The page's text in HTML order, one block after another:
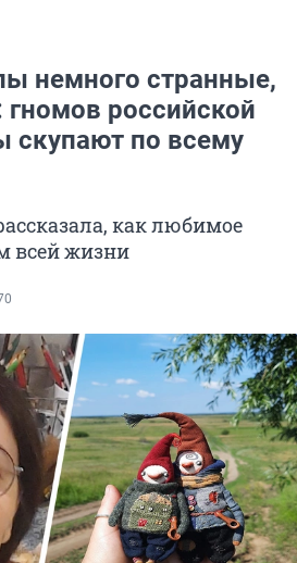
немного странные,
гномов российской
скупают по всему
как любимое
всей жизни